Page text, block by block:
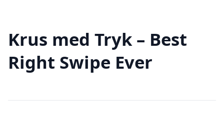
Krus med Tryk – Best
Right Swipe Ever